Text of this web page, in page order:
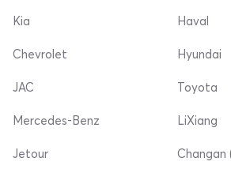
Kia
Chevrolet
Haval
Hyundai
JAC
Mercedes-Benz
Jetour
Toyota
LiXiang
Changan